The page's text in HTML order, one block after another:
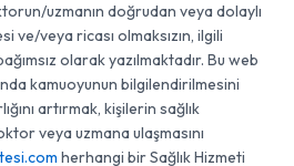
uzmanın doğrudan veya dolaylı
ve/veya ricası olmaksızın, ilgili
olarak yazılmaktadır. Bu web
kamuoyunun bilgilendirilmesini
artırmak, kişilerin sağlık
veya uzmana ulaşmasını
herhangi bir Sağlık Hizmeti